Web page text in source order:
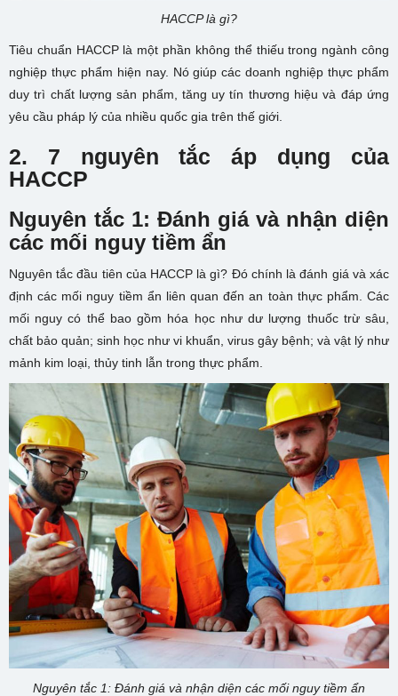
HACCP là gì?
Tiêu chuẩn HACCP là một phần không thể thiếu trong ngành công
nghiệp thực phẩm hiện nay. Nó giúp các doanh nghiệp thực phẩm
duy trì chất lượng sản phẩm, tăng uy tín thương hiệu và đáp ứng
yêu cầu pháp lý của nhiều quốc gia trên thế giới.
2. 7 nguyên tắc áp dụng của
HACCP
Nguyên tắc 1: Đánh giá và nhận diện
các mối nguy tiềm ẩn
Nguyên tắc đầu tiên của HACCP là gì? Đó chính là đánh giá và xác
định các mối nguy tiềm ẩn liên quan đến an toàn thực phẩm. Các
mối nguy có thể bao gồm hóa học như dư lượng thuốc trừ sâu,
chất bảo quản; sinh học như vi khuẩn, virus gây bệnh; và vật lý như
mảnh kim loại, thủy tinh lẫn trong thực phẩm.
Nguyên tắc 1: Đánh giá và nhận diện các mối nguy tiềm ẩn